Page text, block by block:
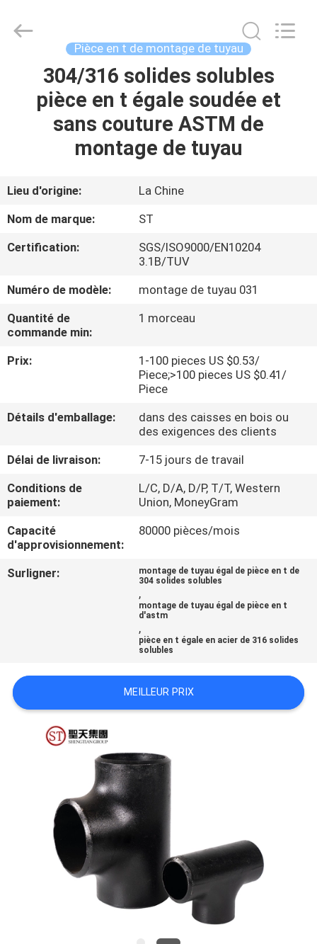
APERÇU
PRODUITS
VR
A
DE
NOUS
D'USINE
CONTRÔLE
DE
LA
QUALITÉ
CONTACT
TOUS
LES
POLITIQUE
CONFIDENTIALITÉ
Group
Pièce en t de montage de tuyau
304/316 solides solubles
pièce en t égale soudée et
sans couture ASTM de
montage de tuyau
Lieu d'origine:
La Chine
Nom de marque:
ST
Certification:
SGS/ISO9000/EN10204
3.1B/TUV
Numéro de modèle:
montage de tuyau 031
Quantité de
commande min:
1 morceau
Prix:
1-100 pieces US $0.53/
Piece;>100 pieces US $0.41/
Piece
Détails d'emballage:
dans des caisses en bois ou
des exigences des clients
Délai de livraison:
7-15 jours de travail
Conditions de
paiement:
L/C, D/A, D/P, T/T, Western
Union, MoneyGram
Capacité
d'approvisionnement:
80000 pièces/mois
Surligner:
montage de tuyau égal de pièce en t de
304 solides solubles
,
montage de tuyau égal de pièce en t
d'astm
,
pièce en t égale en acier de 316 solides
solubles
MEILLEUR PRIX